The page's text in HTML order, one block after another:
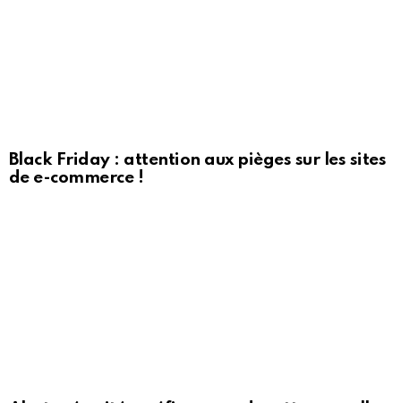
Black Friday : attention aux pièges sur les sites
de e-commerce !